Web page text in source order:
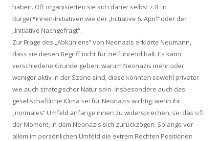
haben. Oft organisierten sie sich daher selbst z.B. in
Bürger*innen-Initiativen wie der „Initiative 6. April“ oder der
„Initiative Nachgefragt“.
Zur Frage des „Abkühlens“ von Neonazis erklärte Neumann,
dass sie diesen Begriff nicht für zielführend hält. Es kann
verschiedene Gründe geben, warum Neonazis mehr oder
weniger aktiv in der Szene sind, diese könnten sowohl privater
wie auch strategischer Natur sein. Insbesondere auch das
gesellschaftliche Klima sei für Neonazis wichtig: wenn ihr
„normales“ Umfeld anfange ihnen zu widersprechen, sei das oft
der Moment, in dem Neonazis sich zurückzögen. Solange vor
allem im persönlichen Umfeld die extrem Rechten Positionen